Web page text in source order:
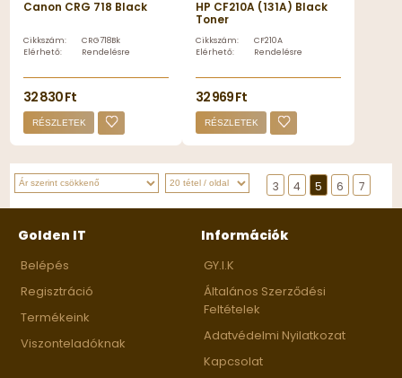
Canon CRG 718 Black
Cikkszám:
CRG718Bk
Elérhető:
Rendelésre
32 830 Ft
RÉSZLETEK
HP CF210A (131A) Black
Toner
Cikkszám:
CF210A
Elérhető:
Rendelésre
32 969 Ft
RÉSZLETEK
3 4 5 6 7
Golden IT
Belépés
Regisztráció
Termékeink
Viszonteladóknak
Információk
GY.I.K
Általános Szerződési
Feltételek
Adatvédelmi Nyilatkozat
Kapcsolat